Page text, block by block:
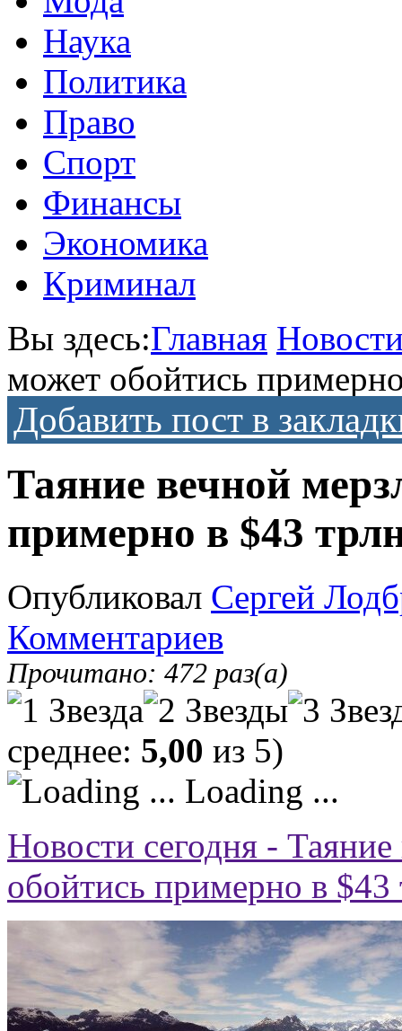
Наука
Политика
Право
Спорт
Финансы
Экономика
Криминал
Вы здесь:Главная
может обойтись
Добавить пост в
Таяние вечной
примерно в $43
Опубликовал Сергей
Комментариев
Прочитано: 472 раз(а)
среднее: 5,00 из 5)
Loading ...
Новости сегодня -
обойтись примерно в $43